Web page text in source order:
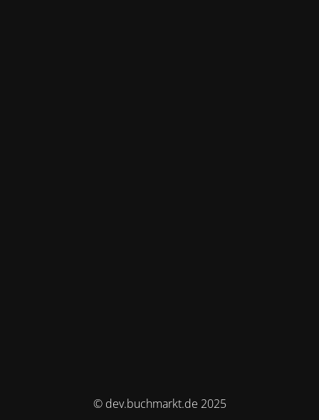
© dev.buchmarkt.de 2025